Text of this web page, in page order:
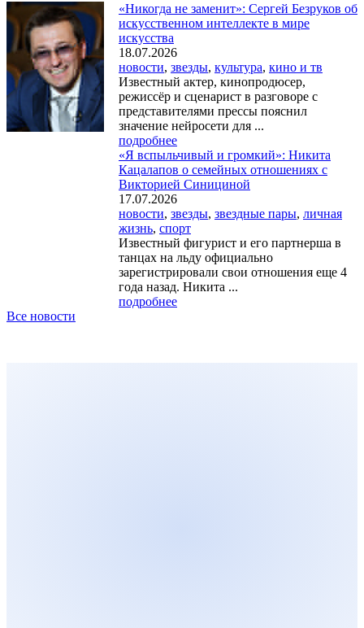
«Никогда не заменит»: Сергей Безруков об
искусственном интеллекте в мире
искусства
18.07.2026
новости, звезды, культура, кино и тв
Известный актер, кинопродюсер,
режиссёр и сценарист в разговоре с
представителями прессы пояснил
значение нейросети для ...
подробнее
«Я вспыльчивый и громкий»: Никита
Кацалапов о семейных отношениях с
Викторией Синициной
17.07.2026
новости, звезды, звездные пары, личная
жизнь, спорт
Известный фигурист и его партнерша в
танцах на льду официально
зарегистрировали свои отношения еще 4
года назад. Никита ...
подробнее
Все новости